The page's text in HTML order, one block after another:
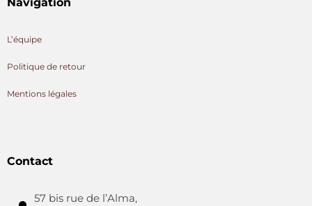
L’équipe
Politique de retour
Mentions légales
Contact
57 bis rue de l’Alma,